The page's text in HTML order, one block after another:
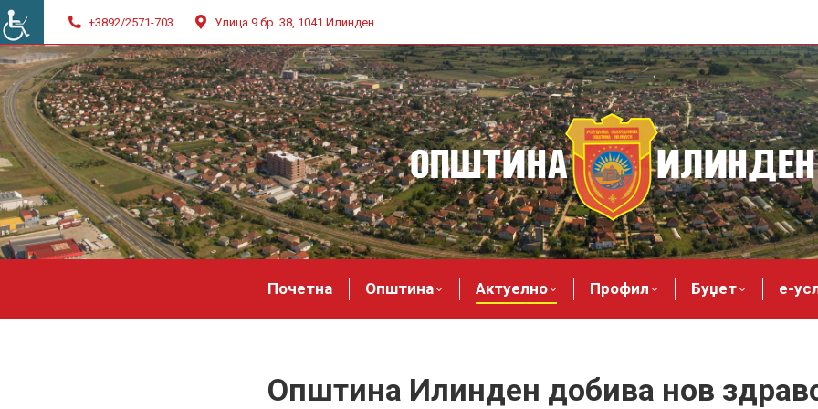
+3892/2571-703 Улица 9 бр. 38, 1041 Илинден
Почетна Општина Актуелно Профил Буџет е-
Општина Илинден добива нов